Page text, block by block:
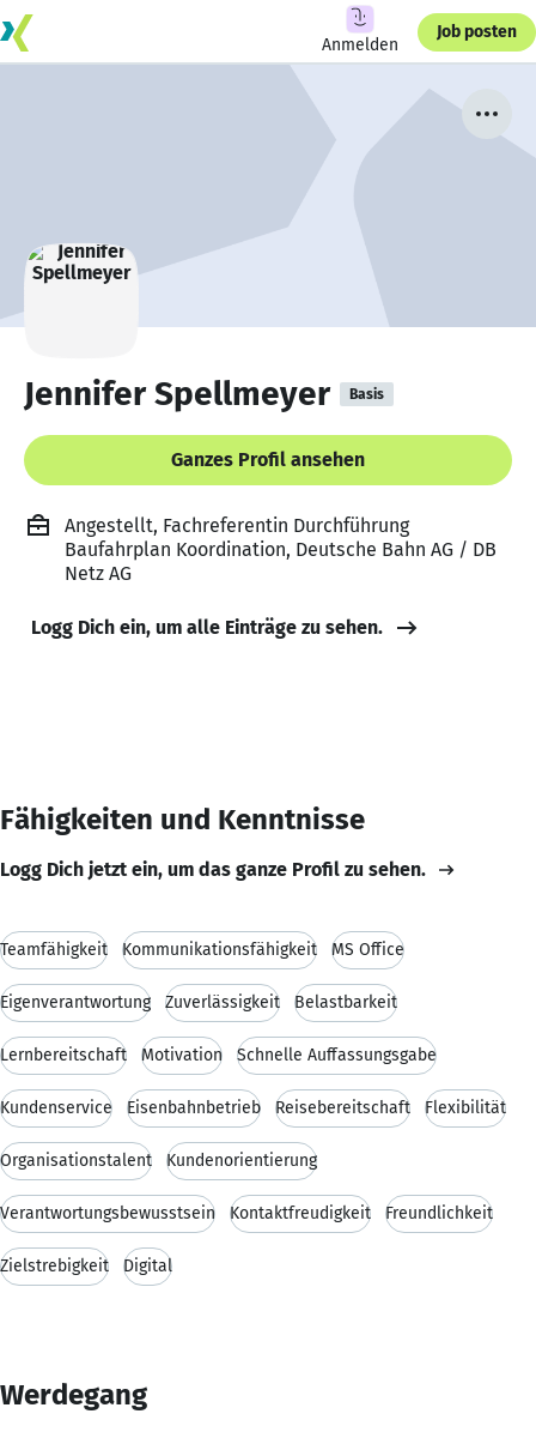
Anmelden
Job posten
Jennifer Spellmeyer Basis
Ganzes Profil ansehen
Angestellt, Fachreferentin Durchführung
Baufahrplan Koordination, Deutsche Bahn AG / DB
Netz AG
Logg Dich ein, um alle Einträge zu sehen.
Fähigkeiten und Kenntnisse
Logg Dich jetzt ein, um das ganze Profil zu sehen.
Teamfähigkeit Kommunikationsfähigkeit MS Office
Eigenverantwortung Zuverlässigkeit Belastbarkeit
Lernbereitschaft Motivation Schnelle Auffassungsgabe
Kundenservice Eisenbahnbetrieb Reisebereitschaft Flexibilität
Organisationstalent Kundenorientierung
Verantwortungsbewusstsein Kontaktfreudigkeit Freundlichkeit
Zielstrebigkeit Digital
Werdegang